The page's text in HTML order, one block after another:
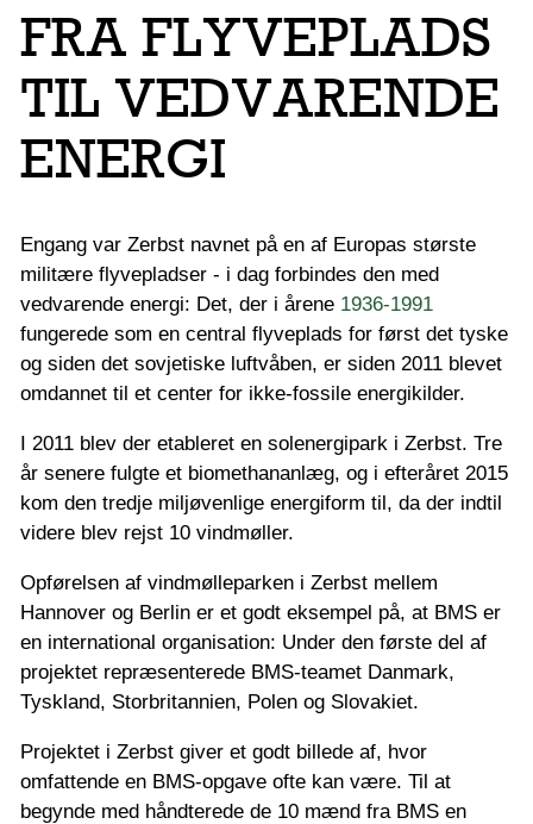
FRA FLYVEPLADS
TIL VEDVARENDE
ENERGI
Engang var Zerbst navnet på en af Europas største
militære flyvepladser - i dag forbindes den med
vedvarende energi: Det, der i årene 1936-1991
fungerede som en central flyveplads for først det tyske
og siden det sovjetiske luftvåben, er siden 2011 blevet
omdannet til et center for ikke-fossile energikilder.
I 2011 blev der etableret en solenergipark i Zerbst. Tre
år senere fulgte et biomethananlæg, og i efteråret 2015
kom den tredje miljøvenlige energiform til, da der indtil
videre blev rejst 10 vindmøller.
Opførelsen af vindmølleparken i Zerbst mellem
Hannover og Berlin er et godt eksempel på, at BMS er
en international organisation: Under den første del af
projektet repræsenterede BMS-teamet Danmark,
Tyskland, Storbritannien, Polen og Slovakiet.
Projektet i Zerbst giver et godt billede af, hvor
omfattende en BMS-opgave ofte kan være. Til at
begynde med håndterede de 10 mænd fra BMS en